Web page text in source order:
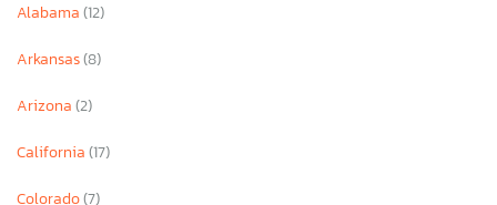
Alabama(12)
Arkansas(8)
Arizona(2)
California(17)
Colorado(7)